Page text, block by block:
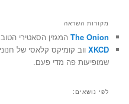
מקורות השראה
The Onion המגזין הסאטירי
XKCD ווב קומיקס קלאסי של
שמופיעות פה מדי פעם.
לפי נושאים: